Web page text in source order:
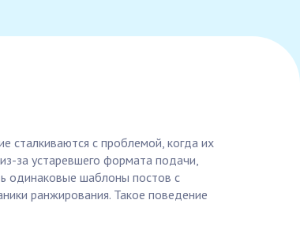
сталкиваются с проблемой, когда их
за устаревшего формата подачи,
одинаковые шаблоны постов с
ранжирования. Такое поведение